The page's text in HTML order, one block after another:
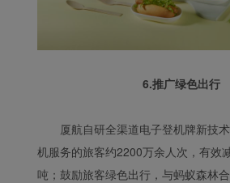
6.推广绿色出行
厦航自研全渠道电子登机牌新技
机服务的旅客约2200万余人次，有效
吨；鼓励旅客绿色出行，与蚂蚁森林